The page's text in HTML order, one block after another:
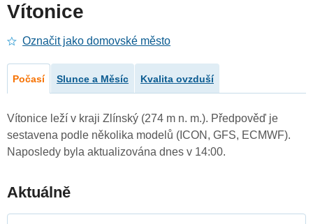
Vítonice
Označit jako domovské město
Počasí Slunce a Měsíc Kvalita ovzduší
Vítonice leží v kraji Zlínský (274 m n. m.). Předpověď je
sestavena podle několika modelů (ICON, GFS, ECMWF).
Naposledy byla aktualizována dnes v 14:00.
Aktuálně